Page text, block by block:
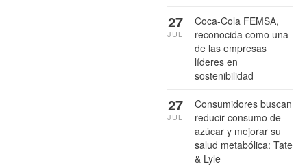
Coca-Cola FEMSA,
reconocida como una
de las empresas
líderes en
sostenibilidad
27
JUL
Consumidores buscan
reducir consumo de
azúcar y mejorar su
salud metabólica: Tate
& Lyle
27
JUL